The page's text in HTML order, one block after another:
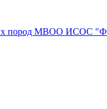
пород МВОО ИСОС